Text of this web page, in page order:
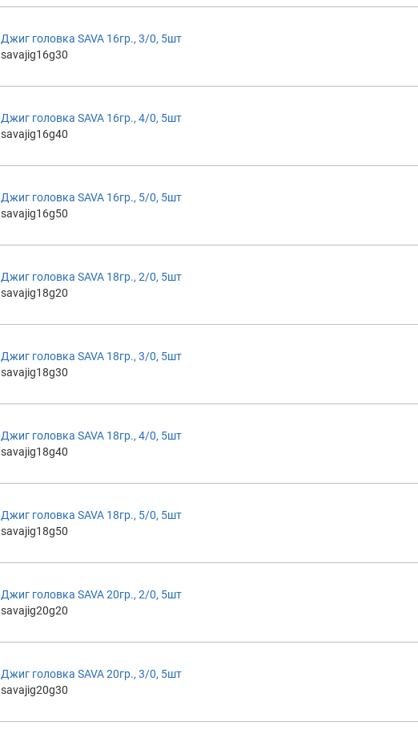
Джиг головка SAVA 16гр., 3/0, 5шт
savajig16g30
Джиг головка SAVA 16гр., 4/0, 5шт
savajig16g40
Джиг головка SAVA 16гр., 5/0, 5шт
savajig16g50
Джиг головка SAVA 18гр., 2/0, 5шт
savajig18g20
Джиг головка SAVA 18гр., 3/0, 5шт
savajig18g30
Джиг головка SAVA 18гр., 4/0, 5шт
savajig18g40
Джиг головка SAVA 18гр., 5/0, 5шт
savajig18g50
Джиг головка SAVA 20гр., 2/0, 5шт
savajig20g20
Джиг головка SAVA 20гр., 3/0, 5шт
savajig20g30